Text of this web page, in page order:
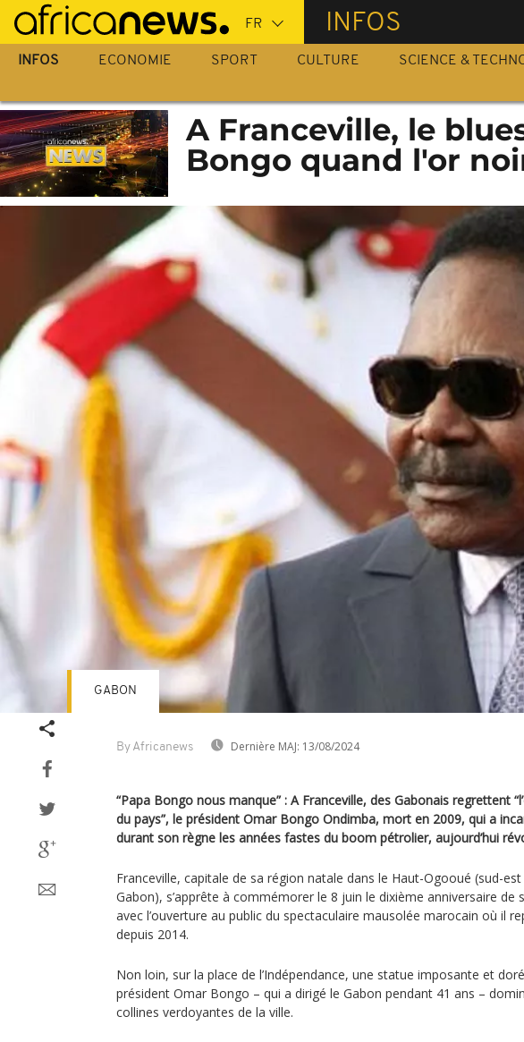
Passer
au
contenu
INFOS
INFOS ECONOMIE SPORT CULTURE SCIENCE &
A Franceville, le
Bongo quand l'or
By Africanews Dernière MAJ: 13/08/2024
GABON
“Papa Bongo nous manque” : A Franceville, des Gabonais regrettent
du pays”, le président Omar Bongo Ondimba, mort en 2009, qui a
durant son règne les années fastes du boom pétrolier, aujourd’hui
Franceville, capitale de sa région natale dans le Haut-Ogooué (sud-est
Gabon), s’apprête à commémorer le 8 juin le dixième anniversaire de
avec l’ouverture au public du spectaculaire mausolée marocain où il
depuis 2014.
Non loin, sur la place de l’Indépendance, une statue imposante et
président Omar Bongo – qui a dirigé le Gabon pendant 41 ans –
collines verdoyantes de la ville.